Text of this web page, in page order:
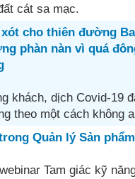
cát sa mạc.
cho thiên đường
phàn nàn vì quá
khách, dịch Covid-19
theo một cách không
Quản lý Sản phẩm
Tam giác kỹ